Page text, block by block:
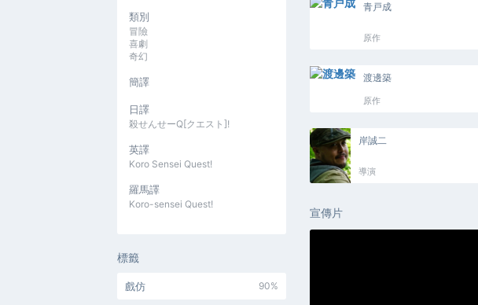
類別
冒險
喜劇
奇幻
簡譯
日譯
殺せんせーQ[クエスト]!
英譯
Koro Sensei Quest!
羅馬譯
Koro-sensei Quest!
標籤
戲仿 90%
青戸成
原作
渡邊築
原作
岸誠二
導演
宣傳片